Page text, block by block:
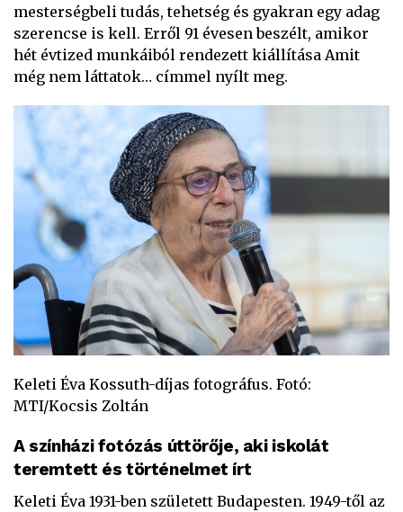
mesterségbeli tudás, tehetség és gyakran egy adag
szerencse is kell. Erről 91 évesen beszélt, amikor
hét évtized munkáiból rendezett kiállítása Amit
még nem láttatok… címmel nyílt meg.
Keleti Éva Kossuth-díjas fotográfus. Fotó:
MTI/Kocsis Zoltán
A színházi fotózás úttörője, aki iskolát
teremtett és történelmet írt
Keleti Éva 1931-ben született Budapesten. 1949-től az